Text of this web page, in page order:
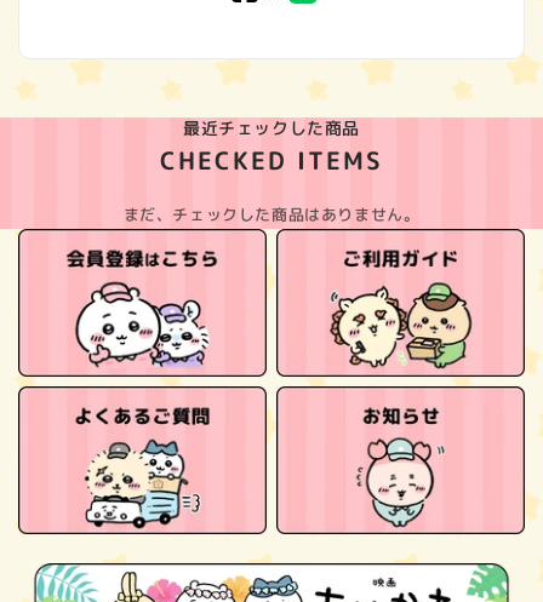
最近チェックした商品
CHECKED ITEMS
まだ、チェックした商品はありません。